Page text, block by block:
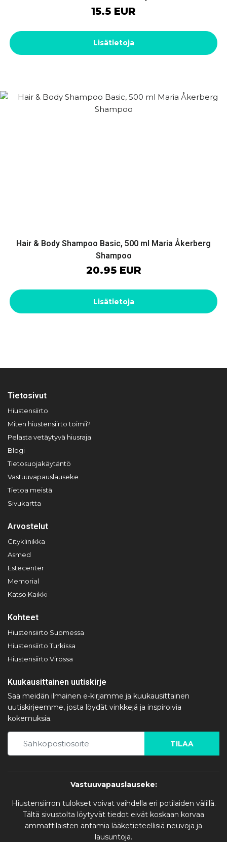
15.5 EUR
Lisätietoja
Hair & Body Shampoo Basic, 500 ml Maria Åkerberg
Shampoo
20.95 EUR
Lisätietoja
Tietosivut
Hiustensiirto
Miten hiustensiirto toimii?
Pelasta vetäytyvä hiusraja
Blogi
Tietosuojakäytäntö
Vastuuvapauslauseke
Tietoa meistä
Sivukartta
Arvostelut
Cityklinikka
Asmed
Estecenter
Memorial
Katso Kaikki
Kohteet
Hiustensiirto Suomessa
Hiustensiirto Turkissa
Hiustensiirto Virossa
Kuukausittainen uutiskirje
Saa meidän ilmainen e-kirjamme ja kuukausittainen
uutiskirjeemme, josta löydät vinkkejä ja inspiroivia
kokemuksia.
TILAA
Vastuuvapauslauseke:
Hiustensiirron tulokset voivat vaihdella eri potilaiden välillä.
Tältä sivustolta löytyvät tiedot eivät koskaan korvaa
ammattilaisten antamia lääketieteellisiä neuvoja ja
lausuntoja.